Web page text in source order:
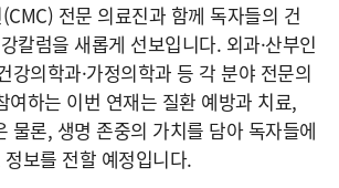
전문 의료진과 함께 독자들의 건
칼럼을 새롭게 선보입니다. 외과·산부인
강의학과·가정의학과 등 각 분야 전문의
여하는 이번 연재는 질환 예방과 치료,
물론, 생명 존중의 가치를 담아 독자들에
보를 전할 예정입니다.